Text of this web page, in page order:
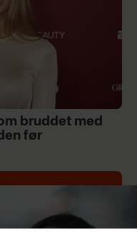
bruddet med
før